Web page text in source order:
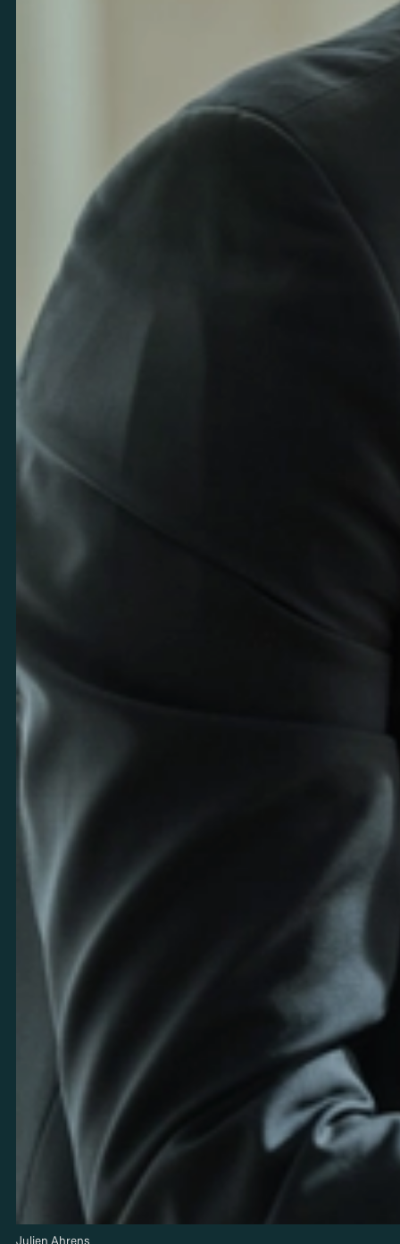
Julien Ahrens